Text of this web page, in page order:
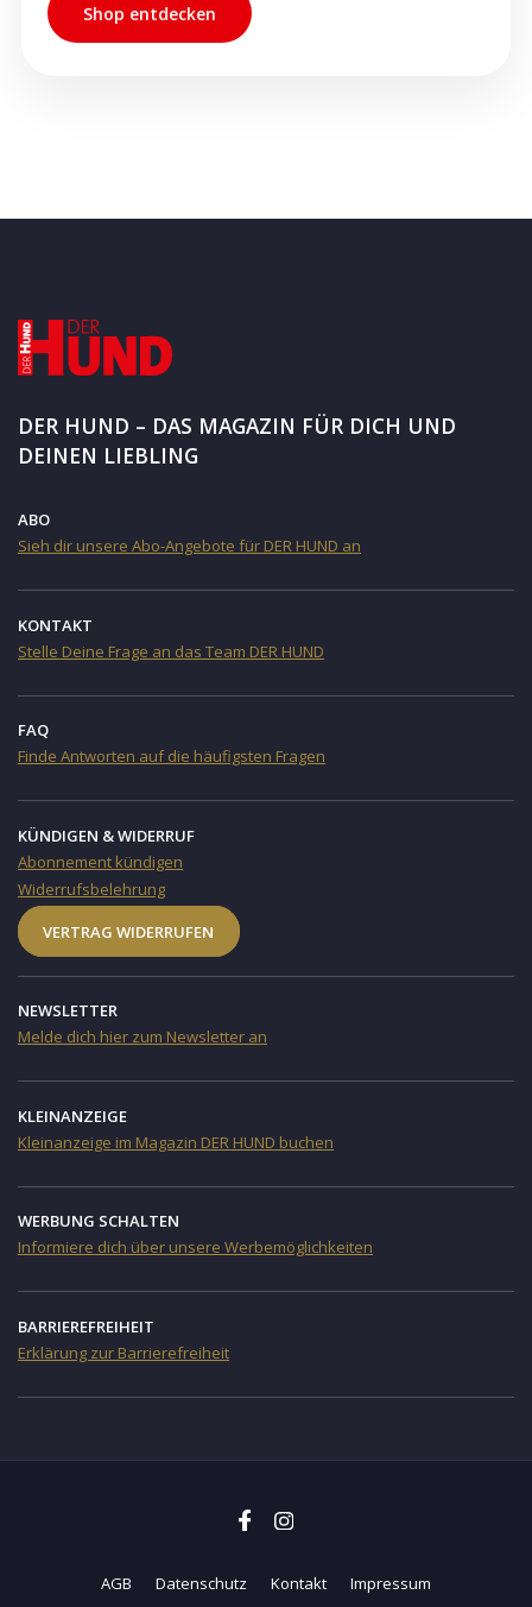
Shop entdecken
DER HUND – DAS MAGAZIN FÜR DICH UND
DEINEN LIEBLING
ABO
Sieh dir unsere Abo-Angebote für DER HUND an
KONTAKT
Stelle Deine Frage an das Team DER HUND
FAQ
Finde Antworten auf die häufigsten Fragen
KÜNDIGEN & WIDERRUF
Abonnement kündigen
Widerrufsbelehrung
VERTRAG WIDERRUFEN
NEWSLETTER
Melde dich hier zum Newsletter an
KLEINANZEIGE
Kleinanzeige im Magazin DER HUND buchen
WERBUNG SCHALTEN
Informiere dich über unsere Werbemöglichkeiten
BARRIEREFREIHEIT
Erklärung zur Barrierefreiheit
AGB Datenschutz Kontakt Impressum